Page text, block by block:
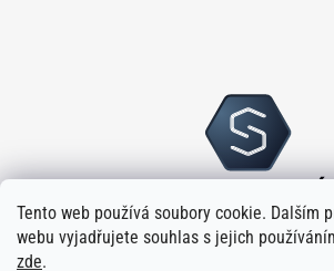
Tento web používá soubory cookie. Dalším
webu vyjadřujete souhlas s jejich
zde.